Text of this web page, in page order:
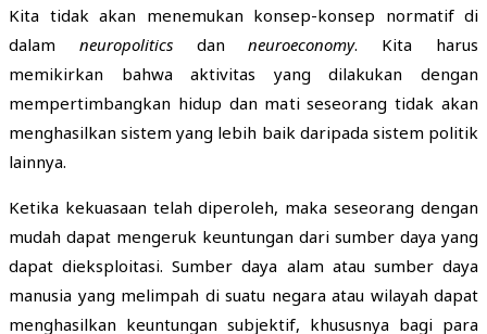
Kita tidak akan menemukan konsep-konsep normatif di
dalam neuropolitics danneuroeconomy. Kita harus
memikirkan bahwa aktivitas yang dilakukan dengan
mempertimbangkan hidup dan mati seseorang tidak akan
menghasilkan sistem yang lebih baik daripada sistem politik
lainnya.
Ketika kekuasaan telah diperoleh, maka seseorang dengan
mudah dapat mengeruk keuntungan dari sumber daya yang
dapat dieksploitasi. Sumber daya alam atau sumber daya
manusia yang melimpah di suatu negara atau wilayah dapat
menghasilkan keuntungan subjektif, khususnya bagi para